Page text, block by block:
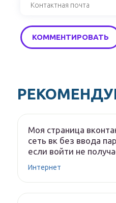
Моя страница
сеть вк без ввода
если войти не
Интернет